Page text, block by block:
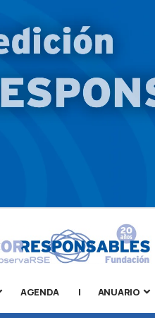
AGENDA | ANUARIO